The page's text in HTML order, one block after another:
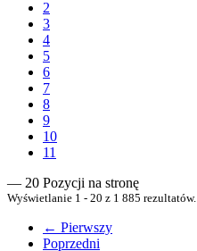
2
3
4
5
6
7
8
9
10
11
— 20 Pozycji na stronę
Wyświetlanie 1 - 20 z 1 885 rezultatów.
← Pierwszy
Poprzedni